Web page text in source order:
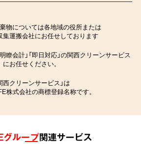
物については各地域の役所または
集運搬会社にお任せしております
瞭会計」「即日対応」の関西クリーンサービス
にお任せください。
西クリーンサービス」は
株式会社の商標登録名称です。
ループ関連サービス